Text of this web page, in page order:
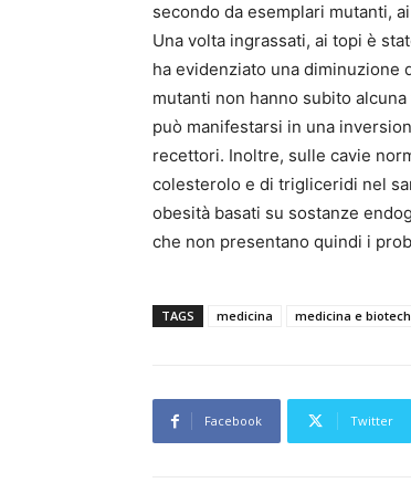
secondo da esemplari mutanti,
Una volta ingrassati, ai topi è
ha evidenziato una diminuzione
mutanti non hanno subito
può manifestarsi in una
recettori. Inoltre, sulle cavie
colesterolo e di trigliceridi nel
obesità basati su sostanze
che non presentano quindi i
TAGS medicina medicina e biotech
Facebook Twitter